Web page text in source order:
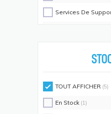
Services De
Téléphones
TOUT AFFICHER (5)
En Stock (1)